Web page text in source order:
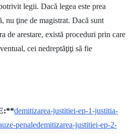
legii. Dacă legea este prea
nu ţine de magistrat. Dacă sunt
de arestare, există proceduri prin care
cei nedreptăţiţi să fie
demitizarea-justitiei-ep-1-justitia-
penaledemitizarea-justitiei-ep-2-